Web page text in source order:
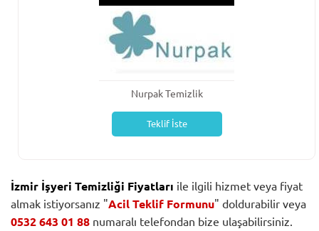
Nurpak Temizlik
Teklif İste
İzmir İşyeri Temizliği Fiyatları ile ilgili hizmet veya fiyat
almak istiyorsanız "Acil Teklif Formunu" doldurabilir veya
0532 643 01 88 numaralı telefondan bize ulaşabilirsiniz.